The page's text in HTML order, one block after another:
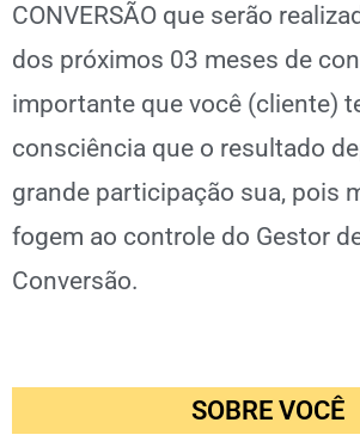
CONVERSÃO que serão
dos próximos 03 meses de
importante que você (cliente)
consciência que o resultado
grande participação sua, pois
fogem ao controle do Gestor
Conversão.
SOBRE VOCÊ